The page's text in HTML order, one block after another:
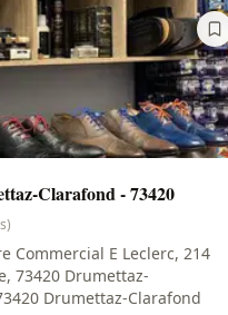
Clarafond - 73420
Commercial E Leclerc, 214
73420 Drumettaz-
Drumettaz-Clarafond